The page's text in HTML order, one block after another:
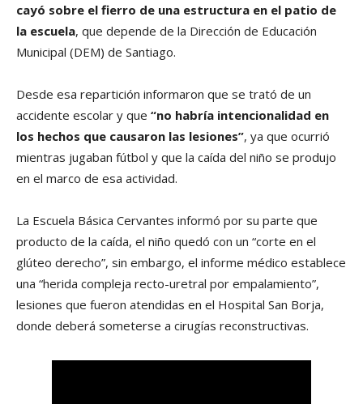
cayó sobre el fierro de una estructura en el patio de
la escuela, que depende de la Dirección de Educación
Municipal (DEM) de Santiago.
Desde esa repartición informaron que se trató de un
accidente escolar y que “no habría intencionalidad en
los hechos que causaron las lesiones”, ya que ocurrió
mientras jugaban fútbol y que la caída del niño se produjo
en el marco de esa actividad.
La Escuela Básica Cervantes informó por su parte que
producto de la caída, el niño quedó con un “corte en el
glúteo derecho”, sin embargo, el informe médico establece
una “herida compleja recto-uretral por empalamiento”,
lesiones que fueron atendidas en el Hospital San Borja,
donde deberá someterse a cirugías reconstructivas.